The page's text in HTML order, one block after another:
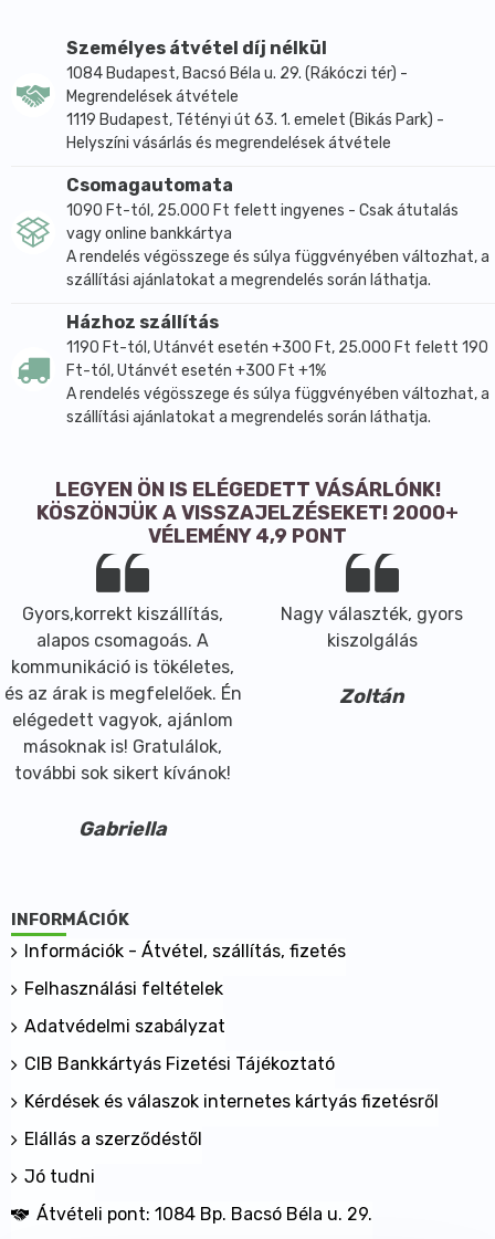
Személyes átvétel díj nélkül
1084 Budapest, Bacsó Béla u. 29. (Rákóczi tér) -
Megrendelések átvétele
1119 Budapest, Tétényi út 63. 1. emelet (Bikás Park) -
Helyszíni vásárlás és megrendelések átvétele
Csomagautomata
1090 Ft-tól, 25.000 Ft felett ingyenes - Csak átutalás
vagy online bankkártya
A rendelés végösszege és súlya függvényében változhat, a
szállítási ajánlatokat a megrendelés során láthatja.
Házhoz szállítás
1190 Ft-tól, Utánvét esetén +300 Ft, 25.000 Ft felett 190
Ft-tól, Utánvét esetén +300 Ft +1%
A rendelés végösszege és súlya függvényében változhat, a
szállítási ajánlatokat a megrendelés során láthatja.
LEGYEN ÖN IS ELÉGEDETT VÁSÁRLÓNK!
KÖSZÖNJÜK A VISSZAJELZÉSEKET! 2000+
VÉLEMÉNY 4,9 PONT
Gyors,korrekt kiszállítás,
alapos csomagoás. A
kommunikáció is tökéletes,
és az árak is megfelelőek. Én
elégedett vagyok, ajánlom
másoknak is! Gratulálok,
további sok sikert kívánok!
Gabriella
Nagy választék, gyors
kiszolgálás
Zoltán
INFORMÁCIÓK
Információk - Átvétel, szállítás, fizetés
Felhasználási feltételek
Adatvédelmi szabályzat
CIB Bankkártyás Fizetési Tájékoztató
Kérdések és válaszok internetes kártyás fizetésről
Elállás a szerződéstől
Jó tudni
Átvételi pont: 1084 Bp. Bacsó Béla u. 29.